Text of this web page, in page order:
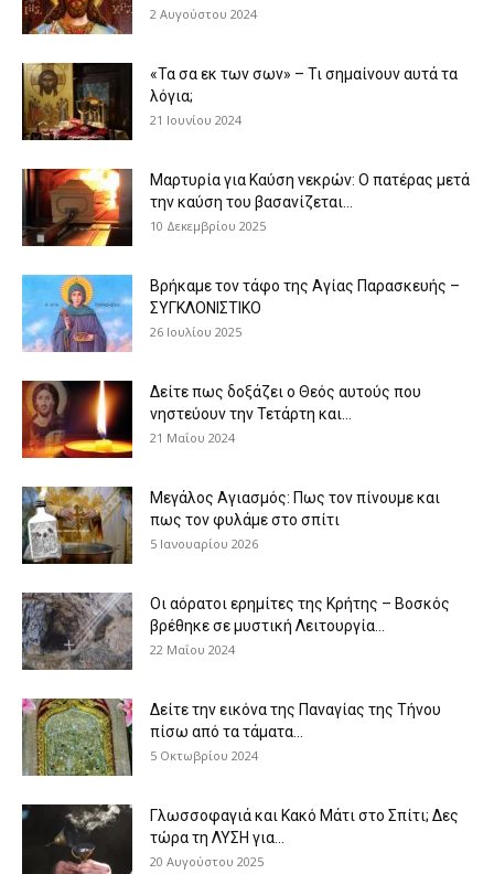
2 Αυγούστου 2024
«Τα σα εκ των σων» – Τι σημαίνουν αυτά τα
λόγια;
21 Ιουνίου 2024
Μαρτυρία για Καύση νεκρών: Ο πατέρας μετά
την καύση του βασανίζεται...
10 Δεκεμβρίου 2025
Βρήκαμε τον τάφο της Αγίας Παρασκευής –
ΣΥΓΚΛΟΝΙΣΤΙΚΟ
26 Ιουλίου 2025
Δείτε πως δοξάζει ο Θεός αυτούς που
νηστεύουν την Τετάρτη και...
21 Μαΐου 2024
Μεγάλος Αγιασμός: Πως τον πίνουμε και
πως τον φυλάμε στο σπίτι
5 Ιανουαρίου 2026
Οι αόρατοι ερημίτες της Κρήτης – Βοσκός
βρέθηκε σε μυστική Λειτουργία...
22 Μαΐου 2024
Δείτε την εικόνα της Παναγίας της Τήνου
πίσω από τα τάματα...
5 Οκτωβρίου 2024
Γλωσσοφαγιά και Κακό Μάτι στο Σπίτι; Δες
τώρα τη ΛΥΣΗ για...
20 Αυγούστου 2025